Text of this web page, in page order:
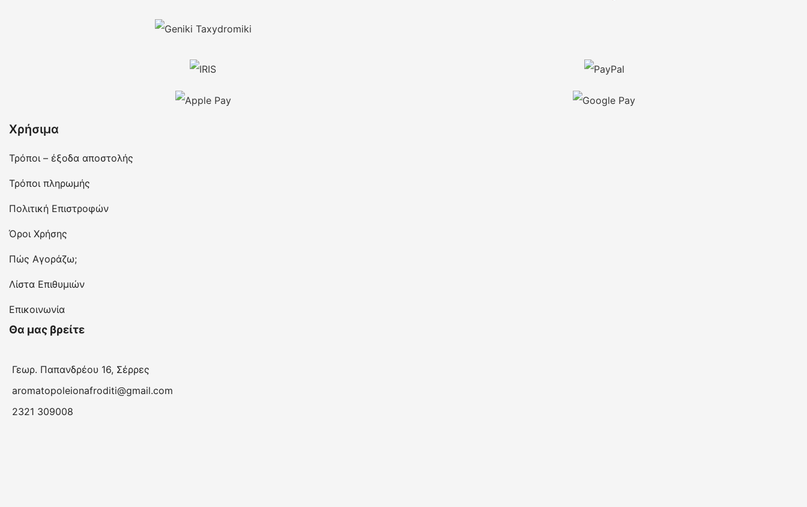
Χρήσιμα
Τρόποι – έξοδα αποστολής
Τρόποι πληρωμής
Πολιτική Επιστροφών
Όροι Χρήσης
Πώς Αγοράζω;
Λίστα Επιθυμιών
Επικοινωνία
Θα μας βρείτε
Γεωρ. Παπανδρέου 16, Σέρρες
aromatopoleionafroditi@gmail.com
2321 309008